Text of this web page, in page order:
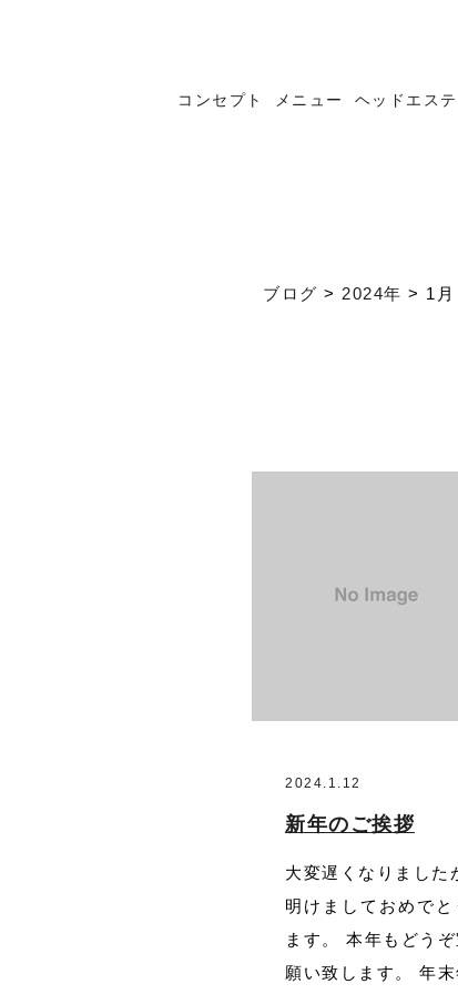
コンセプト メニュー ヘッドエステ
ブログ > 2024年 > 1月
2024.1.12
新年のご挨拶
大変遅くなりました
明けましておめでと
ます。 本年もどう
願い致します。 年